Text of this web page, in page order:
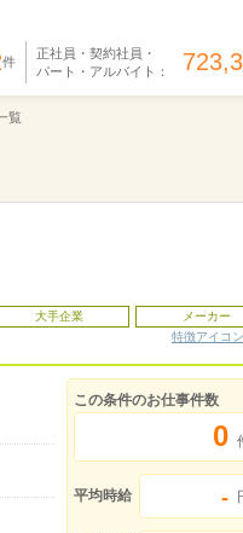
件
正社員・契約社員・
パート・アルバイト：
覧
大手企業
メーカー
特徴アイコ
この条件のお仕事件数
0
平均時給 -